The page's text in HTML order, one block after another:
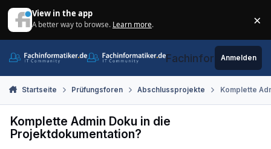
View in the app
A better way to browse. Learn more. ×
Fachinformatiker.de
Anmelden
Startseite Prüfungsforen Abschlussprojekte Komplette
Komplette Admin Doku in die
Projektdokumentation?